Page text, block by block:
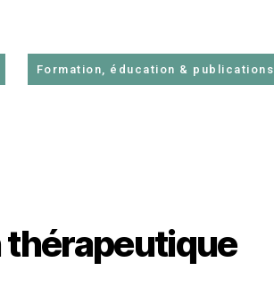
Formation, éducation & publications
thérapeutique